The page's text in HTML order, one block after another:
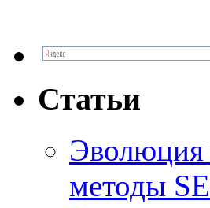
Статьи
Эволюция
методы